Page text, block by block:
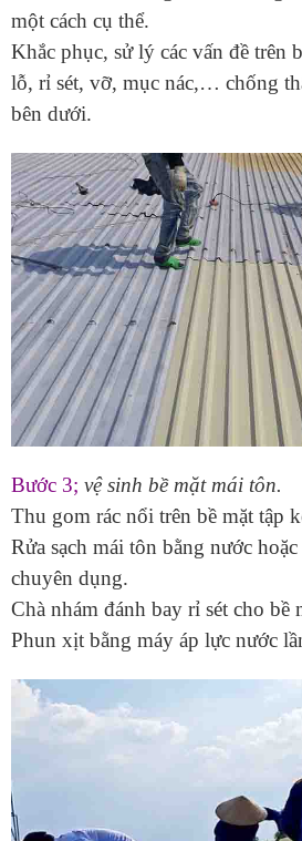
một cách cụ thể.
Khắc phục, sử lý các vấn đề trên
lỗ, rỉ sét, vỡ, mục nác,… chống
bên dưới.
Bước 3; vệ sinh bề mặt mái tôn.
Thu gom rác nổi trên bề mặt tập
Rửa sạch mái tôn bằng nước
chuyên dụng.
Chà nhám đánh bay rỉ sét cho bề
Phun xịt bằng máy áp lực nước